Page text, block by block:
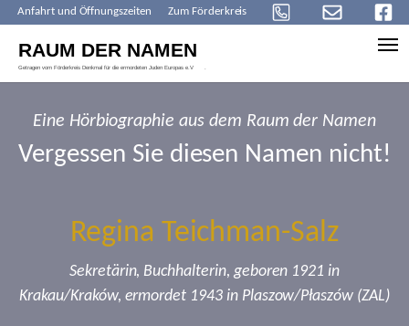
Anfahrt und Öffnungszeiten Zum Förderkreis
Eine Hörbiographie aus dem Raum der Namen
Vergessen Sie diesen Namen nicht!
Regina Teichman-Salz
Sekretärin, Buchhalterin, geboren 1921 in
Krakau/Kraków, ermordet 1943 in Plaszow/Płaszów (ZAL)